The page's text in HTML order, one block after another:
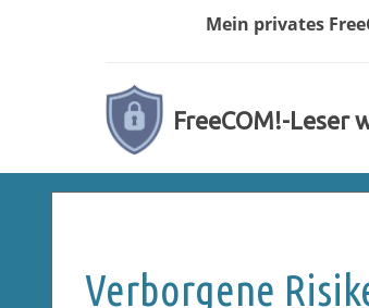
Mein privates
FreeCOM!-Leser
Verborgene